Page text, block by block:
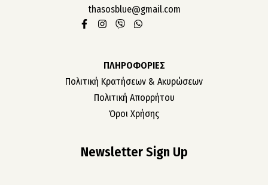
thasosblue@gmail.com
ΠΛΗΡΟΦΟΡΙΕΣ
Πολιτική Κρατήσεων & Ακυρώσεων
Πολιτική Απορρήτου
Όροι Χρήσης
Newsletter Sign Up